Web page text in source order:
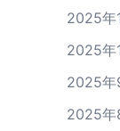
2025年
2025年
2025年
2025年